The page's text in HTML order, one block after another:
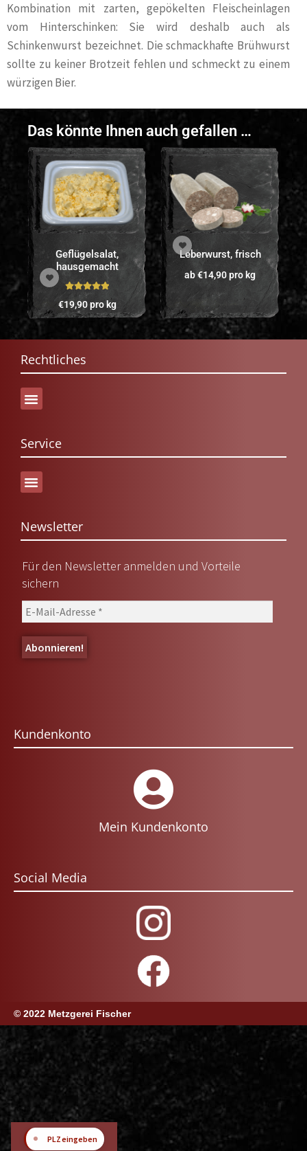
Kombination mit zarten, gepökelten Fleischeinlagen
vom Hinterschinken: Sie wird deshalb auch als
Schinkenwurst bezeichnet. Die schmackhafte Brühwurst
sollte zu keiner Brotzeit fehlen und schmeckt zu einem
würzigen Bier.
Das könnte Ihnen auch gefallen …
Geflügelsalat,
hausgemacht
Bewertet mit
5.00von 5
€19,90pro kg
Leberwurst, frisch
ab€14,90pro kg
Rechtliches
Service
Newsletter
Für den Newsletter anmelden und Vorteile
sichern
Kundenkonto
Mein Kundenkonto
Social Media
© 2022 Metzgerei Fischer
📍 PLZ eingeben